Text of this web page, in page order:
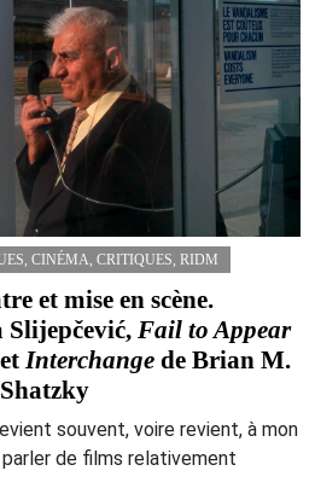
CINÉMA CRITIQUES RIDM
et mise en scène.
Slijepčević, Fail to Appear
Interchange de Brian M.
souvent, voire revient, à mon
de films relativement